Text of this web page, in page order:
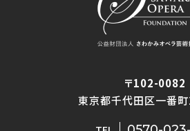
〒102-0082
東京都千代田区一番